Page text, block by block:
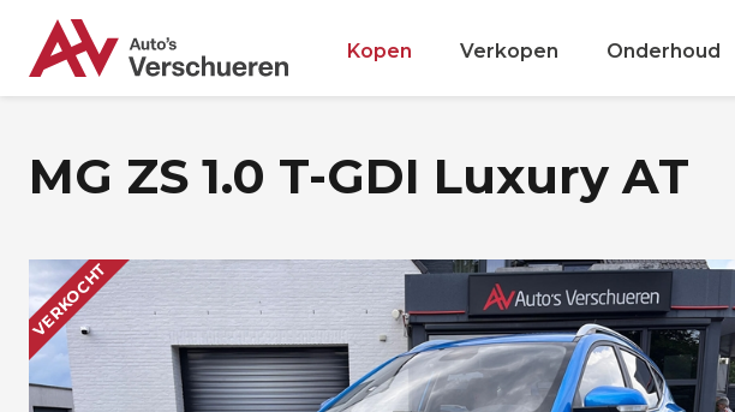
Kopen Verkopen Onderhoud
MG ZS 1.0 T-GDI Luxury AT
VERKOCHT